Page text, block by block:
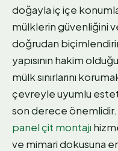
doğayla iç içe
mülklerin güvenliğini
doğrudan
yapısının hakim
mülk sınırlarını
çevreyle uyumlu
son derece
panel çit montajı
ve mimari dokusuna